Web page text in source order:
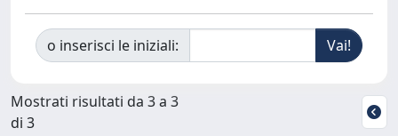
o inserisci le iniziali:
Mostrati risultati da 3 a 3
di 3